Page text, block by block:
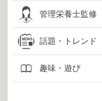
管理栄養士監修
話題・トレンド
趣味・遊び